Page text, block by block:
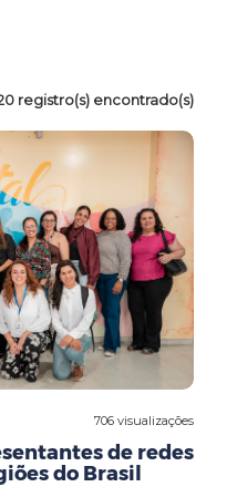
registro(s) encontrado(s)
706 visualizações
de redes
do Brasil